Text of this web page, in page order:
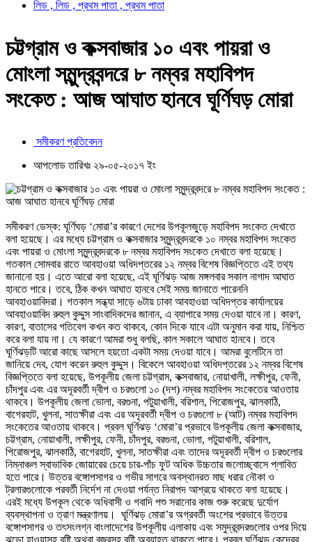
লিড , লিড , প্রথম পাতা , প্রথম পাতা
চট্টগ্রাম ও কক্সবাজার ১০ এবং পায়রা ও
মোংলা সমুন্দ্রবন্দরে ৮ নম্বর মহাবিপদ
সংকেত : আজ আঘাত হানবে ঘূর্ণিঘড় মোরা
সমীকরণ প্রতিবেদন
আপলোড তারিখঃ ২৯-০৫-২০১৭ ইং
সমীকরণ ডেস্ক: ঘূর্ণিঘড় ‘মোরা’র কারণে দেশের উপকূলজুড়ে মহাবিপদ সংকেত দেখাতে
বলা হয়েছে। এর মধ্যে চট্টগ্রাম ও কক্সবাজার সমুন্দ্রবন্দরকে ১০ নম্বর মহাবিপদ সংকেত
এবং পায়রা ও মোংলা সমুন্দ্রবন্দরকে ৮ নম্বর মহাবিপদ সংকেত দেখাতে বলা হয়েছে।
গতকাল সোমবার রাতে আবহাওয়া অধিদপ্তরের ১২ নম্বর বিশেষ বিজ্ঞপ্তিতে এই তথ্য
জানানো হয়। এতে আরো বলা হয়েছে, এই ঘূর্ণিঝড় আজ মঙ্গলবার সকাল নাগাদ আঘাত
হানতে পারে। তবে, ঠিক কখন আঘাত হানবে সেই সময় জানাতে পারেননি
আবহাওয়াবিদরা। গতকাল সন্ধ্যা সাড়ে ৬টায় ঢাকা আবহাওয়া অধিদপ্তর কার্যালয়ের
আবহাওয়াবিদ রুহুল কুদ্দুস সাংবাদিকদের জানান, এ ব্যাপারে সময় দেওয়া যাবে না। কারণ,
কারণ, বাতাসের গতিবেগ কখন কত থাকবে, কোন দিকে যাবে এটা অনুমান করা যায়, নিশ্চিত
করে বলা যায় না। যে কারণে আমরা শুধু বলছি, কাল সকালে আঘাত হানবে। তবে
ঘূর্ণিঝড়টি আরো কাছে আসলে হয়তো একটা সময় দেওয়া যাবে। আমরা বুলেটিনে তা
জানিয়ে দেব, যোগ করেন রুহুল কুদ্দুস। বিকেলে আবহাওয়া অধিদপ্তরের ১২ নম্বর বিশেষ
বিজ্ঞপ্তিতে বলা হয়েছে, উপকূলীয় জেলা চট্টগ্রাম, কক্সবাজার, নোয়াখালী, লক্ষীপুর, ফেনী,
চাঁদপুর এবং এর অদূরবর্তী দ্বীপ ও চরগুলো ১০ (দশ) নম্বর মহাবিপদ সংকেতের আওতায়
থাকবে। উপকূলীয় জেলা ভোলা, বরগুনা, পটুয়াখালী, বরিশাল, পিরোজপুর, ঝালকাঠি,
বাগেরহাট, খুলনা, সাতক্ষীরা এবং এর অদূরবর্তী দ্বীপ ও চরগুলো ৮ (আট) নম্বর মহাবিপদ
সংকেতের আওতায় থাকবে। প্রবল ঘূর্ণিঝড় ‘মোরা’র প্রভাবে উপকূলীয় জেলা কক্সবাজার,
চট্টগ্রাম, নোয়াখালী, লক্ষীপুর, ফেনী, চাঁদপুর, বরগুনা, ভোলা, পটুয়াখালী, বরিশাল,
পিরোজপুর, ঝালকাঠি, বাগেরহাট, খুলনা, সাতক্ষীরা এবং তাদের অদূরবর্তী দ্বীপ ও চরগুলোর
নিম্নাঞ্চল স্বাভাবিক জোয়ারের চেয়ে চার-পাঁচ ফুট অধিক উচ্চতার জলোচ্ছ্বাসে প্লাবিত
হতে পারে। উত্তর বঙ্গোপসাগর ও গভীর সাগরে অবস্থানরত মাছ ধরার নৌকা ও
ট্রলারগুলোকে পরবর্তী নির্দেশ না দেওয়া পর্যন্ত নিরাপদ আশ্রয়ে থাকতে বলা হয়েছে।
এরই মধ্যে উপকূল থেকে অধিবাসী ও গবাদি পশু সরানোর কাজ শুরু করেছে দুর্যোগ
ব্যবস্থাপনা ও ত্রাণ মন্ত্রণালয়। ঘূর্ণিঝড় মোরা’র অগ্রবর্তী অংশের প্রভাবে উত্তর
বঙ্গোপসাগর ও তৎসংলগ্ন বাংলাদেশের উপকূলীয় এলাকায় এবং সমুদ্রবন্দরগুলোর ওপর দিয়ে
ঝড়ো হাওয়াসহ বৃষ্টি অথবা বজ্রসহ বৃষ্টি অব্যাহত থাকতে পারে। প্রবল ঘূর্ণিঝড় কেন্দ্রের